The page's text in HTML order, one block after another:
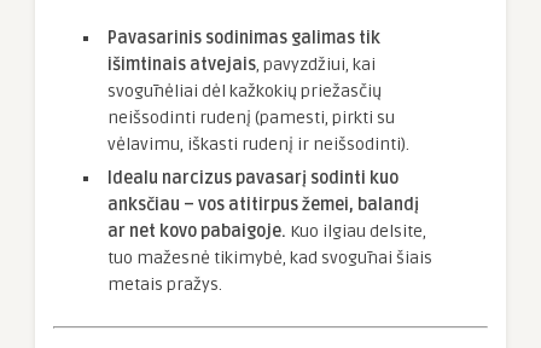
Pavasarinis sodinimas galimas tik
išimtinais atvejais, pavyzdžiui, kai
svogūnėliai dėl kažkokių priežasčių
neišsodinti rudenį (pamesti, pirkti su
vėlavimu, iškasti rudenį ir neišsodinti).
Idealu narcizus pavasarį sodinti kuo
anksčiau – vos atitirpus žemei, balandį
ar net kovo pabaigoje. Kuo ilgiau delsite,
tuo mažesnė tikimybė, kad svogūnai šiais
metais pražys.